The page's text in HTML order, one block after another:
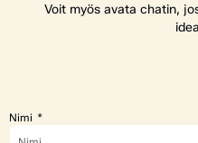
Voit myös avata chatin,
Nimi